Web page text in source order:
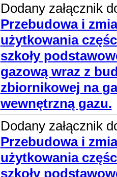
Dodany załącznik
Przebudowa i
użytkowania
szkoły
gazową wraz z
zbiornikowej na
wewnętrzną gazu.
Dodany załącznik
Przebudowa i
użytkowania
szkoły